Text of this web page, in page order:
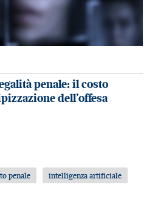
penale: il costo
dell’offesa
penale
intelligenza artificiale